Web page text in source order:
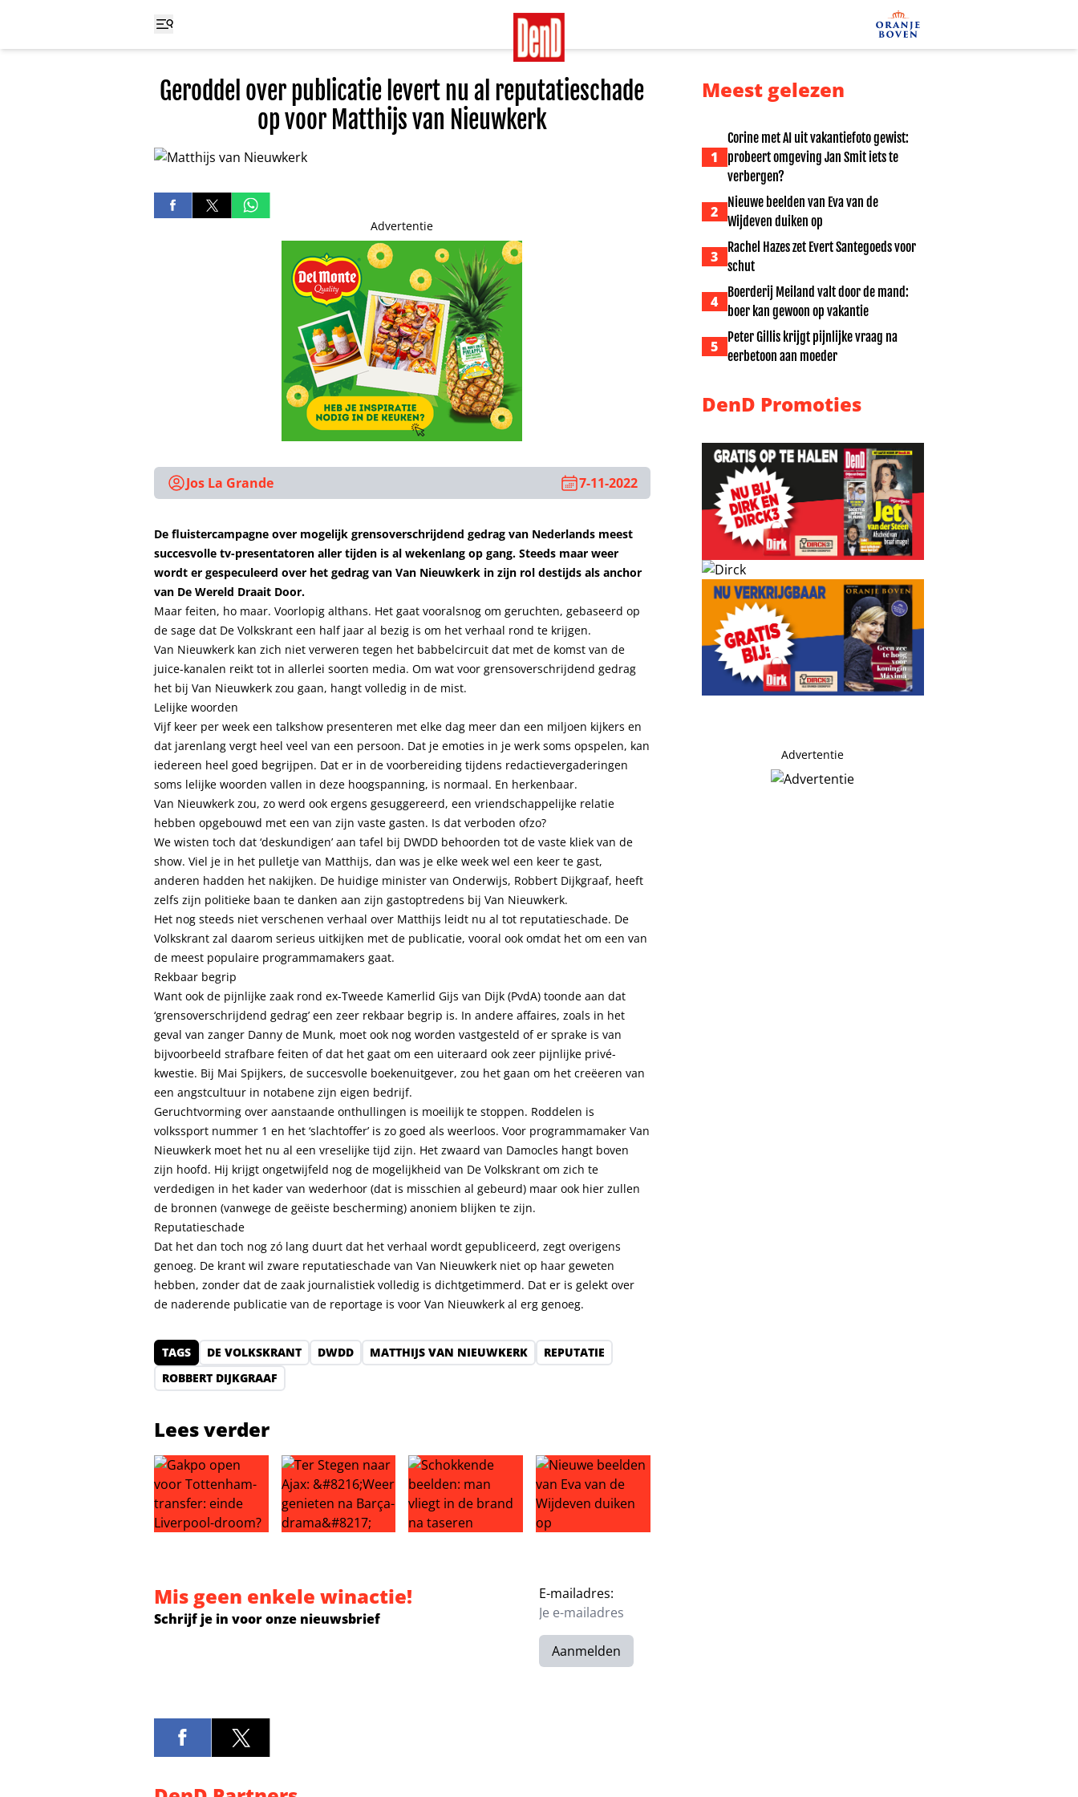
Geroddel over publicatie levert nu al reputatieschade
op voor Matthijs van Nieuwkerk
Advertentie
Jos La Grande 7-11-2022
De fluistercampagne over mogelijk grensoverschrijdend gedrag van Nederlands meest
succesvolle tv-presentatoren aller tijden is al wekenlang op gang. Steeds maar weer
wordt er gespeculeerd over het gedrag van Van Nieuwkerk in zijn rol destijds als anchor
van De Wereld Draait Door.
Maar feiten, ho maar. Voorlopig althans. Het gaat vooralsnog om geruchten, gebaseerd op
de sage dat De Volkskrant een half jaar al bezig is om het verhaal rond te krijgen.
Van Nieuwkerk kan zich niet verweren tegen het babbelcircuit dat met de komst van de
juice-kanalen reikt tot in allerlei soorten media. Om wat voor grensoverschrijdend gedrag
het bij Van Nieuwkerk zou gaan, hangt volledig in de mist.
Lelijke woorden
Vijf keer per week een talkshow presenteren met elke dag meer dan een miljoen kijkers en
dat jarenlang vergt heel veel van een persoon. Dat je emoties in je werk soms opspelen, kan
iedereen heel goed begrijpen. Dat er in de voorbereiding tijdens redactievergaderingen
soms lelijke woorden vallen in deze hoogspanning, is normaal. En herkenbaar.
Van Nieuwkerk zou, zo werd ook ergens gesuggereerd, een vriendschappelijke relatie
hebben opgebouwd met een van zijn vaste gasten. Is dat verboden ofzo?
We wisten toch dat ‘deskundigen’ aan tafel bij DWDD behoorden tot de vaste kliek van de
show. Viel je in het pulletje van Matthijs, dan was je elke week wel een keer te gast,
anderen hadden het nakijken. De huidige minister van Onderwijs, Robbert Dijkgraaf, heeft
zelfs zijn politieke baan te danken aan zijn gastoptredens bij Van Nieuwkerk.
Het nog steeds niet verschenen verhaal over Matthijs leidt nu al tot reputatieschade. De
Volkskrant zal daarom serieus uitkijken met de publicatie, vooral ook omdat het om een van
de meest populaire programmamakers gaat.
Rekbaar begrip
Want ook de pijnlijke zaak rond ex-Tweede Kamerlid Gijs van Dijk (PvdA) toonde aan dat
‘grensoverschrijdend gedrag’ een zeer rekbaar begrip is. In andere affaires, zoals in het
geval van zanger Danny de Munk, moet ook nog worden vastgesteld of er sprake is van
bijvoorbeeld strafbare feiten of dat het gaat om een uiteraard ook zeer pijnlijke privé-
kwestie. Bij Mai Spijkers, de succesvolle boekenuitgever, zou het gaan om het creëeren van
een angstcultuur in notabene zijn eigen bedrijf.
Geruchtvorming over aanstaande onthullingen is moeilijk te stoppen. Roddelen is
volkssport nummer 1 en het ‘slachtoffer’ is zo goed als weerloos. Voor programmamaker Van
Nieuwkerk moet het nu al een vreselijke tijd zijn. Het zwaard van Damocles hangt boven
zijn hoofd. Hij krijgt ongetwijfeld nog de mogelijkheid van De Volkskrant om zich te
verdedigen in het kader van wederhoor (dat is misschien al gebeurd) maar ook hier zullen
de bronnen (vanwege de geëiste bescherming) anoniem blijken te zijn.
Reputatieschade
Dat het dan toch nog zó lang duurt dat het verhaal wordt gepubliceerd, zegt overigens
genoeg. De krant wil zware reputatieschade van Van Nieuwkerk niet op haar geweten
hebben, zonder dat de zaak journalistiek volledig is dichtgetimmerd. Dat er is gelekt over
de naderende publicatie van de reportage is voor Van Nieuwkerk al erg genoeg.
TAGS DE VOLKSKRANT DWDD MATTHIJS VAN NIEUWKERK
REPUTATIE
ROBBERT DIJKGRAAF
Lees verder
Meest gelezen
1
Corine met AI uit vakantiefoto gewist:
probeert omgeving Jan Smit iets te
verbergen?
2
Nieuwe beelden van Eva van de
Wijdeven duiken op
3
Rachel Hazes zet Evert Santegoeds voor
schut
4
Boerderij Meiland valt door de mand:
boer kan gewoon op vakantie
5
Peter Gillis krijgt pijnlijke vraag na
eerbetoon aan moeder
DenD Promoties
Advertentie
Mis geen enkele winactie!
Schrijf je in voor onze nieuwsbrief
E-mailadres:
Aanmelden